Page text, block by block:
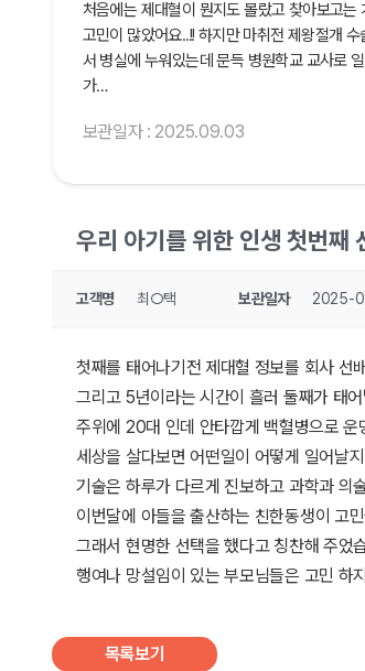
처음에는 제대혈이 뭔지도 몰랐고 찾아보고는
고민이 많았어요..!! 하지만 마취전 제왕절개
서 병실에 누워있는데 문득 병원학교 교사로
가…
보관일자 : 2025.09.03
우리 아기를 위한 인생 첫번째
고객명 최○택 보관일자 2025-
첫째를 태어나기전 제대혈 정보를 회사 선
그리고 5년이라는 시간이 흘러 둘째가 태
주위에 20대 인데 안타깝게 백혈병으로
세상을 살다보면 어떤일이 어떻게 일어날
기술은 하루가 다르게 진보하고 과학과 의
이번달에 아들을 출산하는 친한동생이 고
그래서 현명한 선택을 했다고 칭찬해 주었
행여나 망설임이 있는 부모님들은 고민 하
목록보기